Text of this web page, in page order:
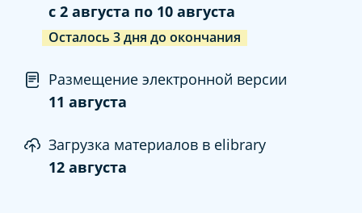
c 2 августа по 10 августа
Осталось 3дня до окончания
Размещение электронной версии
11 августа
Загрузка материалов в elibrary
12 августа